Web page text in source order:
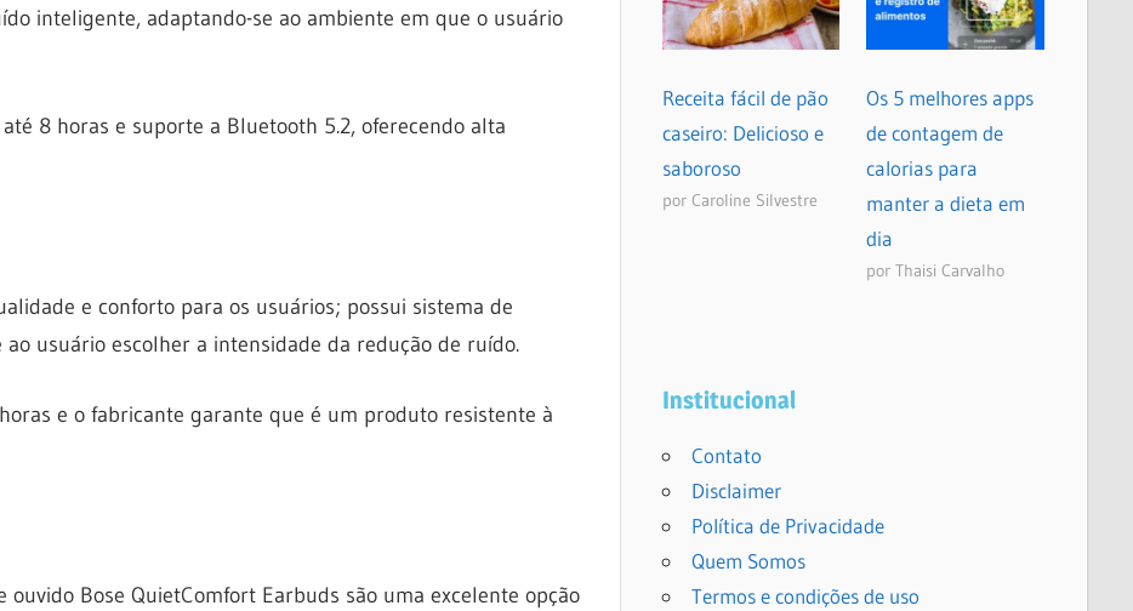
inteligente, adaptando-se ao ambiente em que o usuário
8 horas e suporte a Bluetooth 5.2, oferecendo alta
e conforto para os usuários; possui sistema de
usuário escolher a intensidade da redução de ruído.
e o fabricante garante que é um produto resistente à
Bose QuietComfort Earbuds são uma excelente opção
Receita fácil de pão
caseiro: Delicioso e
saboroso
por Caroline Silvestre
Os 5 melhores apps
de contagem de
calorias para
manter a dieta em
dia
por Thaisi Carvalho
Institucional
Contato
Disclaimer
Política de Privacidade
Quem Somos
Termos e condições de uso